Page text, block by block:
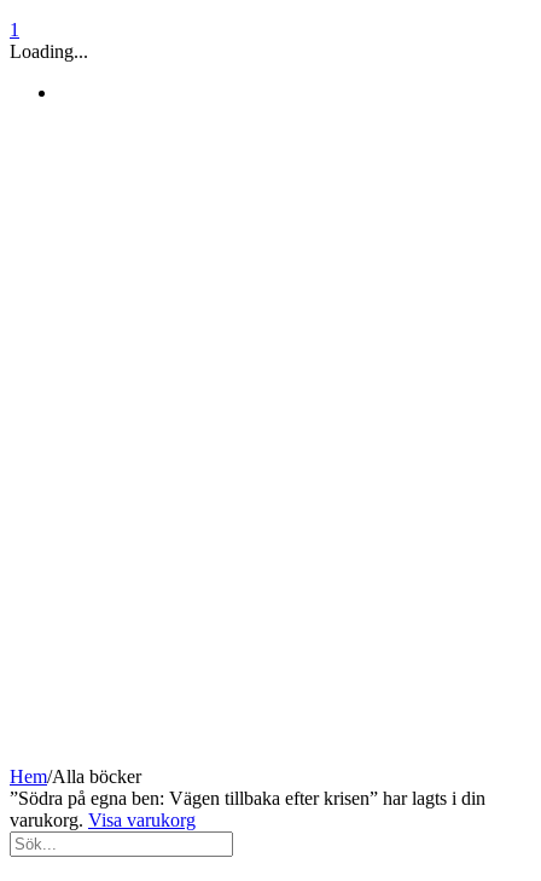
1
Loading...
Hem/Alla böcker
”Södra på egna ben: Vägen tillbaka efter krisen” har lagts i din
varukorg. Visa varukorg